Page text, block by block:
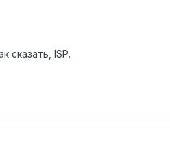
сказать, ISP.